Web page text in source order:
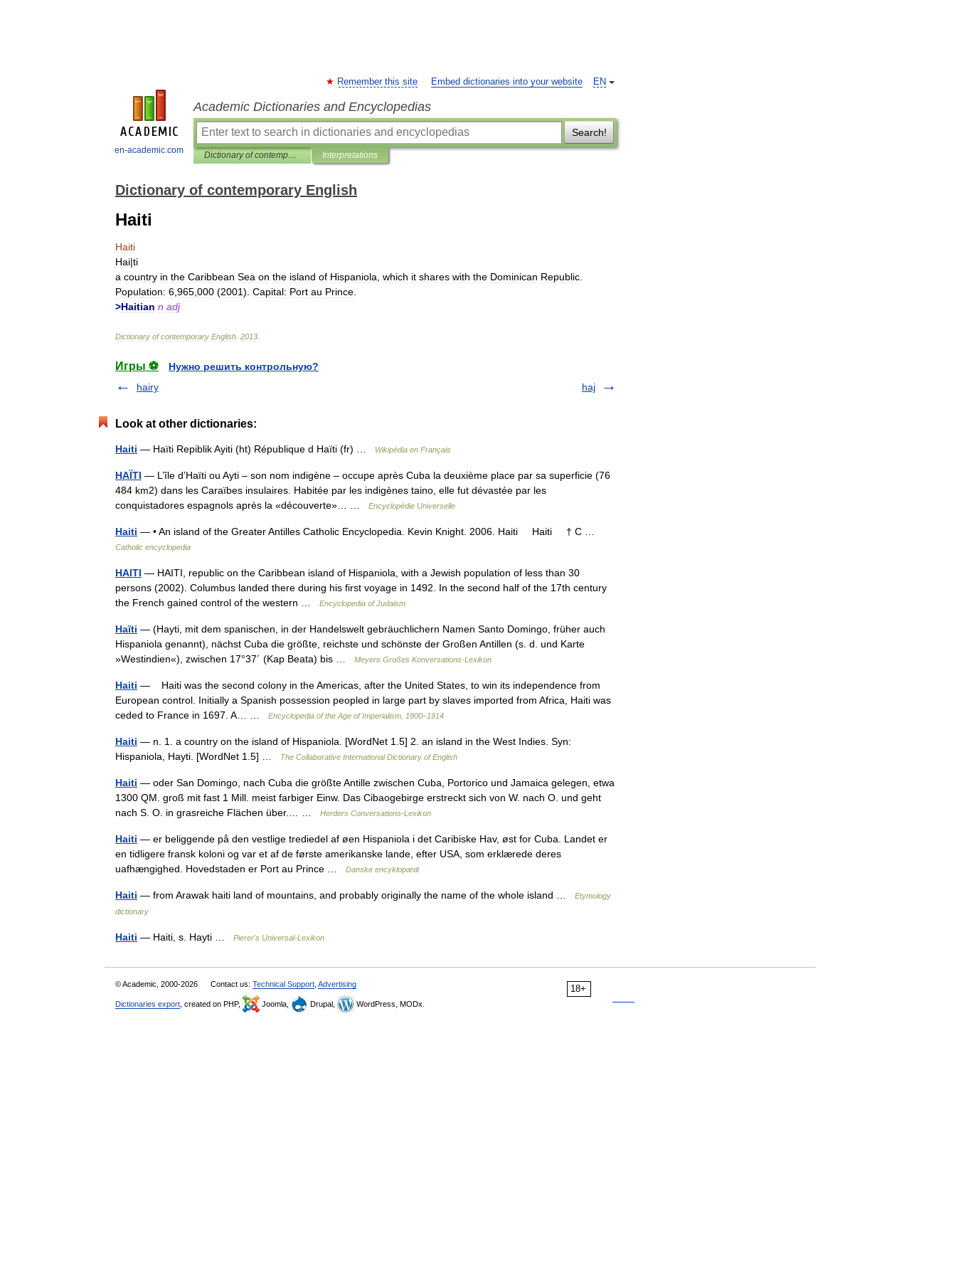
en-academic.com
EN
Remember this site Embed dictionaries into your website
Academic Dictionaries and Encyclopedias
Search!
Dictionary of contemporary English Interpretations
Dictionary of contemporary English
Haiti
Haiti
Hai|ti
a country in the Caribbean Sea on the island of Hispaniola which it shares with the Dominican Republic
Population: 6 965 000 (2001). Capital: Port au Prince
>Haitian n adj
Dictionary of contemporary English 2013
Игры ⚽
Нужно решить контрольную?
hairy
haj
Look at other dictionaries:
Haiti — Haïti Repiblik Ayiti (ht) République d Haïti (fr) … Wikipédia en Français
HAÏTI — L’île d’Haïti ou Ayti – son nom indigène – occupe après Cuba la deuxième place par sa superficie (76
484 km2) dans les Caraïbes insulaires. Habitée par les indigènes taino, elle fut dévastée par les
conquistadores espagnols après la «découverte»… …
Encyclopédie Universelle
Haiti — • An island of the Greater Antilles Catholic Encyclopedia. Kevin Knight. 2006. Haiti Haiti † C …
Catholic encyclopedia
HAITI — HAITI, republic on the Caribbean island of Hispaniola, with a Jewish population of less than 30
persons (2002). Columbus landed there during his first voyage in 1492. In the second half of the 17th century
the French gained control of the western …
Encyclopedia of Judaism
Haïti — (Hayti, mit dem spanischen, in der Handelswelt gebräuchlichern Namen Santo Domingo, früher auch
Hispaniola genannt), nächst Cuba die größte, reichste und schönste der Großen Antillen (s. d. und Karte
»Westindien«), zwischen 17°37´ (Kap Beata) bis …
Meyers Großes Konversations-Lexikon
Haiti — Haiti was the second colony in the Americas, after the United States, to win its independence from
European control. Initially a Spanish possession peopled in large part by slaves imported from Africa, Haiti was
ceded to France in 1697. A… …
Encyclopedia of the Age of Imperialism, 1800–1914
Haiti — n. 1. a country on the island of Hispaniola. [WordNet 1.5] 2. an island in the West Indies. Syn:
Hispaniola, Hayti. [WordNet 1.5] …
The Collaborative International Dictionary of English
Haiti — oder San Domingo, nach Cuba die größte Antille zwischen Cuba, Portorico und Jamaica gelegen, etwa
1300 QM. groß mit fast 1 Mill. meist farbiger Einw. Das Cibaogebirge erstreckt sich von W. nach O. und geht
nach S. O. in grasreiche Flächen über.… …
Herders Conversations-Lexikon
Haiti — er beliggende på den vestlige trediedel af øen Hispaniola i det Caribiske Hav, øst for Cuba. Landet er
en tidligere fransk koloni og var et af de første amerikanske lande, efter USA, som erklærede deres
uafhængighed. Hovedstaden er Port au Prince …
Danske encyklopædi
Haiti — from Arawak haiti land of mountains, and probably originally the name of the whole island …
Etymology
dictionary
Haiti — Haiti, s. Hayti … Pierer's Universal-Lexikon
18+
© Academic, 2000-2026 Contact us: Technical Support Advertising
Dictionaries export , created on PHP, Joomla, Drupal, WordPress, MODx.